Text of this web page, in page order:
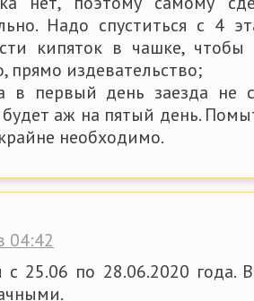
Надо спуститься с 4
кипяток в чашке,
прямо издевательство;
в первый день заезда не
аж на пятый день.
необходимо.
04:42
25.06 по 28.06.2020 года.